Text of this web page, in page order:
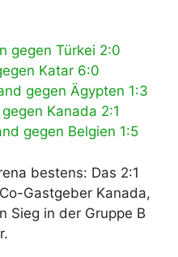
gegen Türkei 2:0
Katar 6:0
gegen Ägypten 1:3
Kanada 2:1
gegen Belgien 1:5
bestens: Das 2:1
Gastgeber Kanada,
Sieg in der Gruppe B